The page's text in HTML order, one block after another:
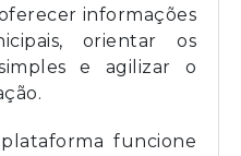
informações
orientar os
e agilizar o
funcione